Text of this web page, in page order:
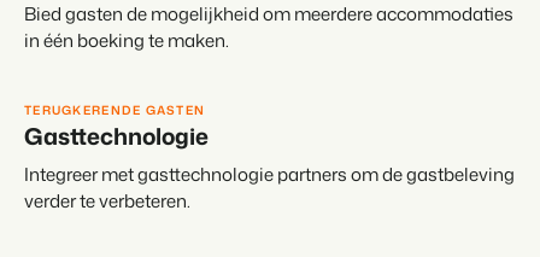
Bied gasten de mogelijkheid om meerdere accommodaties
in één boeking te maken.
TERUGKERENDE GASTEN
Gasttechnologie
Integreer met gasttechnologie partners om de gastbeleving
verder te verbeteren.